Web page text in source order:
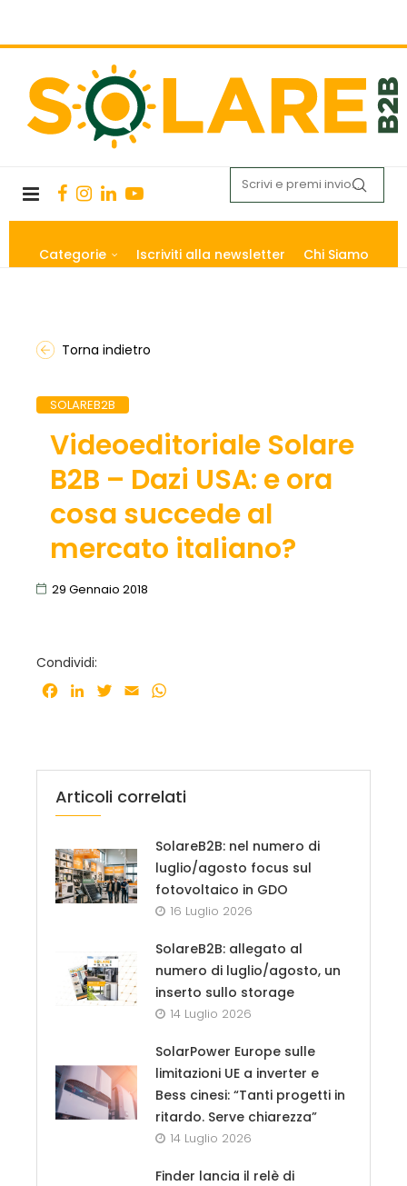
Categorie Iscriviti alla newsletter Chi Siamo
Torna indietro
SOLAREB2B
Videoeditoriale Solare
B2B – Dazi USA: e ora
cosa succede al
mercato italiano?
29 Gennaio 2018
Condividi:
Facebook
LinkedInTwitter
Email
Articoli correlati
SolareB2B: nel numero di
luglio/agosto focus sul
fotovoltaico in GDO
16 Luglio 2026
SolareB2B: allegato al
numero di luglio/agosto, un
inserto sullo storage
14 Luglio 2026
SolarPower Europe sulle
limitazioni UE a inverter e
Bess cinesi: “Tanti progetti in
ritardo. Serve chiarezza”
14 Luglio 2026
Finder lancia il relè di